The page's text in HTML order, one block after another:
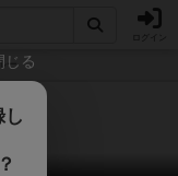
ー
じる